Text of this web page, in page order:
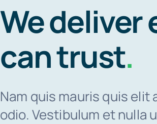
We deliver
can trust.
Nam quis mauris quis
odio. Vestibulum et nulla